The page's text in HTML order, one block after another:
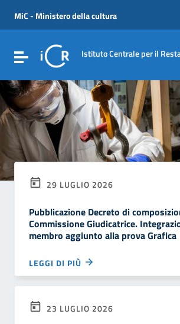
Vai al menu di navigazione
Vai al footer
MiC - Ministero della cultura
Attiva / disattiva la navigazione
Istituto Centrale per il
29 LUGLIO 2026
Pubblicazione Decreto di
Commissione Giudicatrice.
membro aggiunto alla prova Grafica
LEGGI DI PIÙ
23 LUGLIO 2026